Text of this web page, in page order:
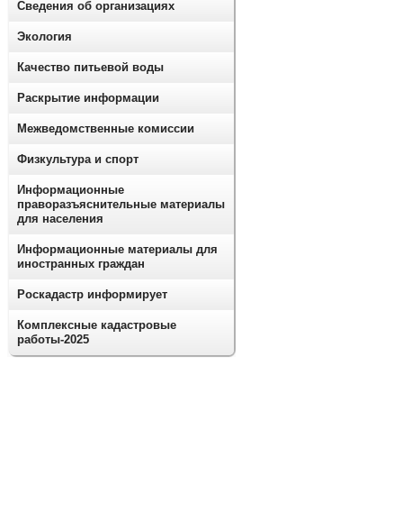
Сведения об организациях
Экология
Качество питьевой воды
Раскрытие информации
Межведомственные комиссии
Физкультура и спорт
Информационные
праворазъяснительные материалы
для населения
Информационные материалы для
иностранных граждан
Роскадастр информирует
Комплексные кадастровые
работы-2025